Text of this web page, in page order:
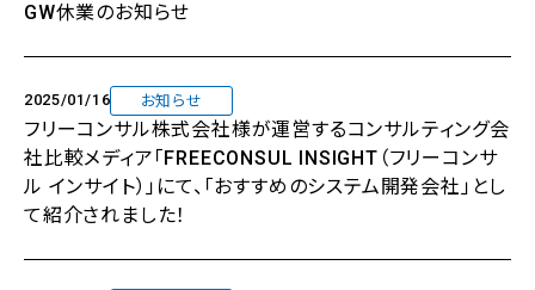
GW休業のお知らせ
2025/01/16 お知らせ
フリーコンサル株式会社様が運営するコンサルティング会
社比較メディア「FREECONSUL INSIGHT（フリーコンサ
ル インサイト）」にて、「おすすめのシステム開発会社」とし
て紹介されました！